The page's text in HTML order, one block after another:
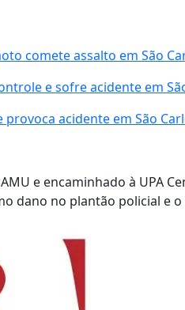
comete assalto em São
e sofre acidente em
acidente em São
e encaminhado à UPA
dano no plantão policial e